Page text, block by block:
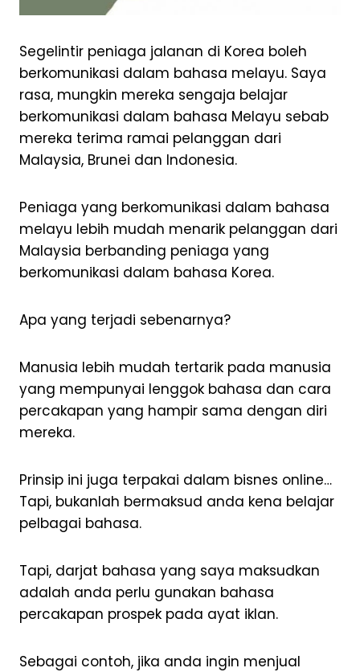
Segelintir peniaga jalanan di Korea boleh
berkomunikasi dalam bahasa melayu. Saya
rasa, mungkin mereka sengaja belajar
berkomunikasi dalam bahasa Melayu sebab
mereka terima ramai pelanggan dari
Malaysia, Brunei dan Indonesia.
Peniaga yang berkomunikasi dalam bahasa
melayu lebih mudah menarik pelanggan dari
Malaysia berbanding peniaga yang
berkomunikasi dalam bahasa Korea.
Apa yang terjadi sebenarnya?
Manusia lebih mudah tertarik pada manusia
yang mempunyai lenggok bahasa dan cara
percakapan yang hampir sama dengan diri
mereka.
Prinsip ini juga terpakai dalam bisnes online…
Tapi, bukanlah bermaksud anda kena belajar
pelbagai bahasa.
Tapi, darjat bahasa yang saya maksudkan
adalah anda perlu gunakan bahasa
percakapan prospek pada ayat iklan.
Sebagai contoh, jika anda ingin menjual